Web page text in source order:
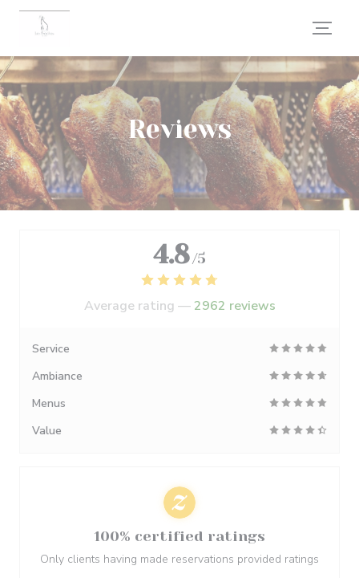
Personalizing your cookie choices
Reviews
4.8 /5
Average rating —2962 reviews
Service
Ambiance
Menus
Value
100% certified ratings
Only clients having made reservations provided ratings